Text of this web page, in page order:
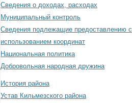
Сведения о доходах, расходах
Муниципальный контроль
Сведения подлежащие предоставлению с
использованием координат
Национальная политика
Добровольная народная дружина
История района
Устав Кильмезского района